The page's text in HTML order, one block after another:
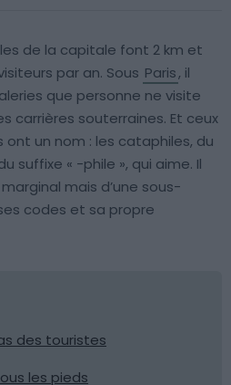
de la capitale font 2 km et
par an. Sous Paris, il
que personne ne visite
carrières souterraines. Et ceux
ont un nom : les cataphiles, du
suffixe « -phile », qui aime. Il
mais d’une sous-
codes et sa propre
des touristes
les pieds